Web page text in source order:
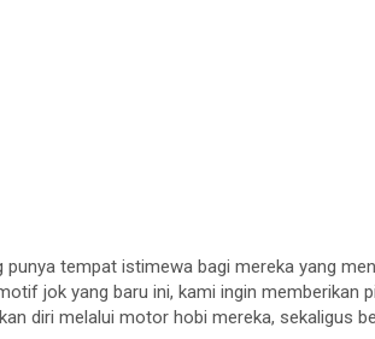
punya tempat istimewa bagi mereka yang
jok yang baru ini, kami ingin memberikan
diri melalui motor hobi mereka, sekaligus